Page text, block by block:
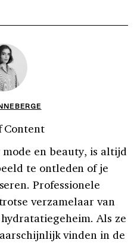
Content
en beauty, is altijd
te ontleden of je
Professionele
verzamelaar van
Als ze
vinden in de